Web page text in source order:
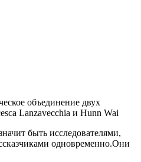
объединение двух
Lanzavecchia и Hunn Wai
быть исследователями,
одновременно.Они